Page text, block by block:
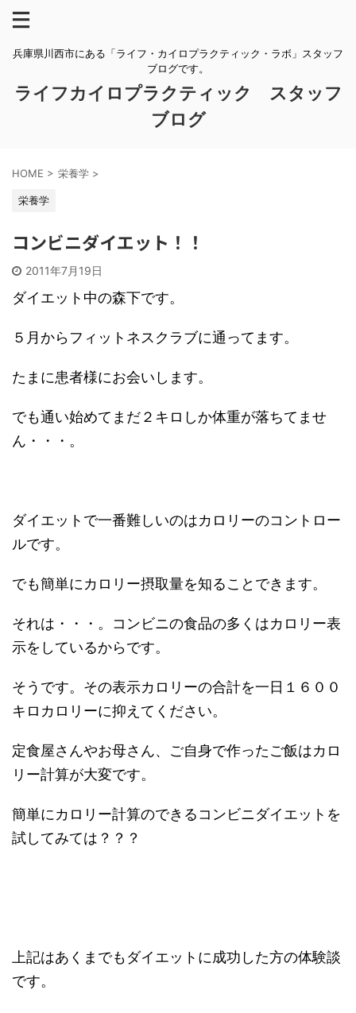
兵庫県川西市にある「ライフ・カイロプラクティック・ラボ」スタッフ
ブログです。
ライフカイロプラクティック スタッフ
ブログ
HOME > 栄養学 >
栄養学
コンビニダイエット！！
2011年7月19日
ダイエット中の森下です。
５月からフィットネスクラブに通ってます。
たまに患者様にお会いします。
でも通い始めてまだ２キロしか体重が落ちてませ
ん・・・。
ダイエットで一番難しいのはカロリーのコントロー
ルです。
でも簡単にカロリー摂取量を知ることできます。
それは・・・。コンビニの食品の多くはカロリー表
示をしているからです。
そうです。その表示カロリーの合計を一日１６００
キロカロリーに抑えてください。
定食屋さんやお母さん、ご自身で作ったご飯はカロ
リー計算が大変です。
簡単にカロリー計算のできるコンビニダイエットを
試してみては？？？
上記はあくまでもダイエットに成功した方の体験談
です。